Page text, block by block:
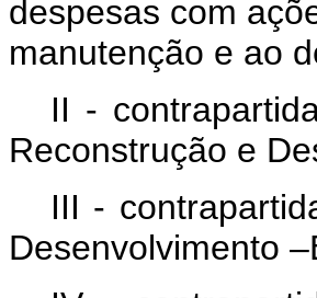
despesas com
manutenção e ao
II -
Reconstrução e
III -
Desenvolvimento